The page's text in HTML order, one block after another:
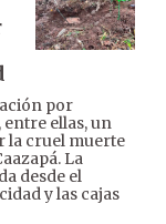
por
ellas, un
la cruel muerte
La
desde el
y las cajas